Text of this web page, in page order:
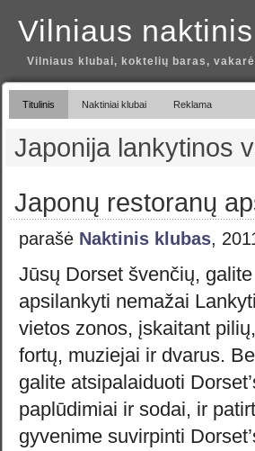
Vilniaus
Vilniaus klubai, koktelių baras,
Titulinis Naktiniai klubai Reklama
Japonija lankytinos
Japonų restoranų
parašė Naktinis klubas,
Jūsų Dorset švenčių, galite
apsilankyti nemažai
vietos zonos, įskaitant
fortų, muziejai ir dvarus.
galite atsipalaiduoti
paplūdimiai ir sodai, ir
gyvenime suvirpinti